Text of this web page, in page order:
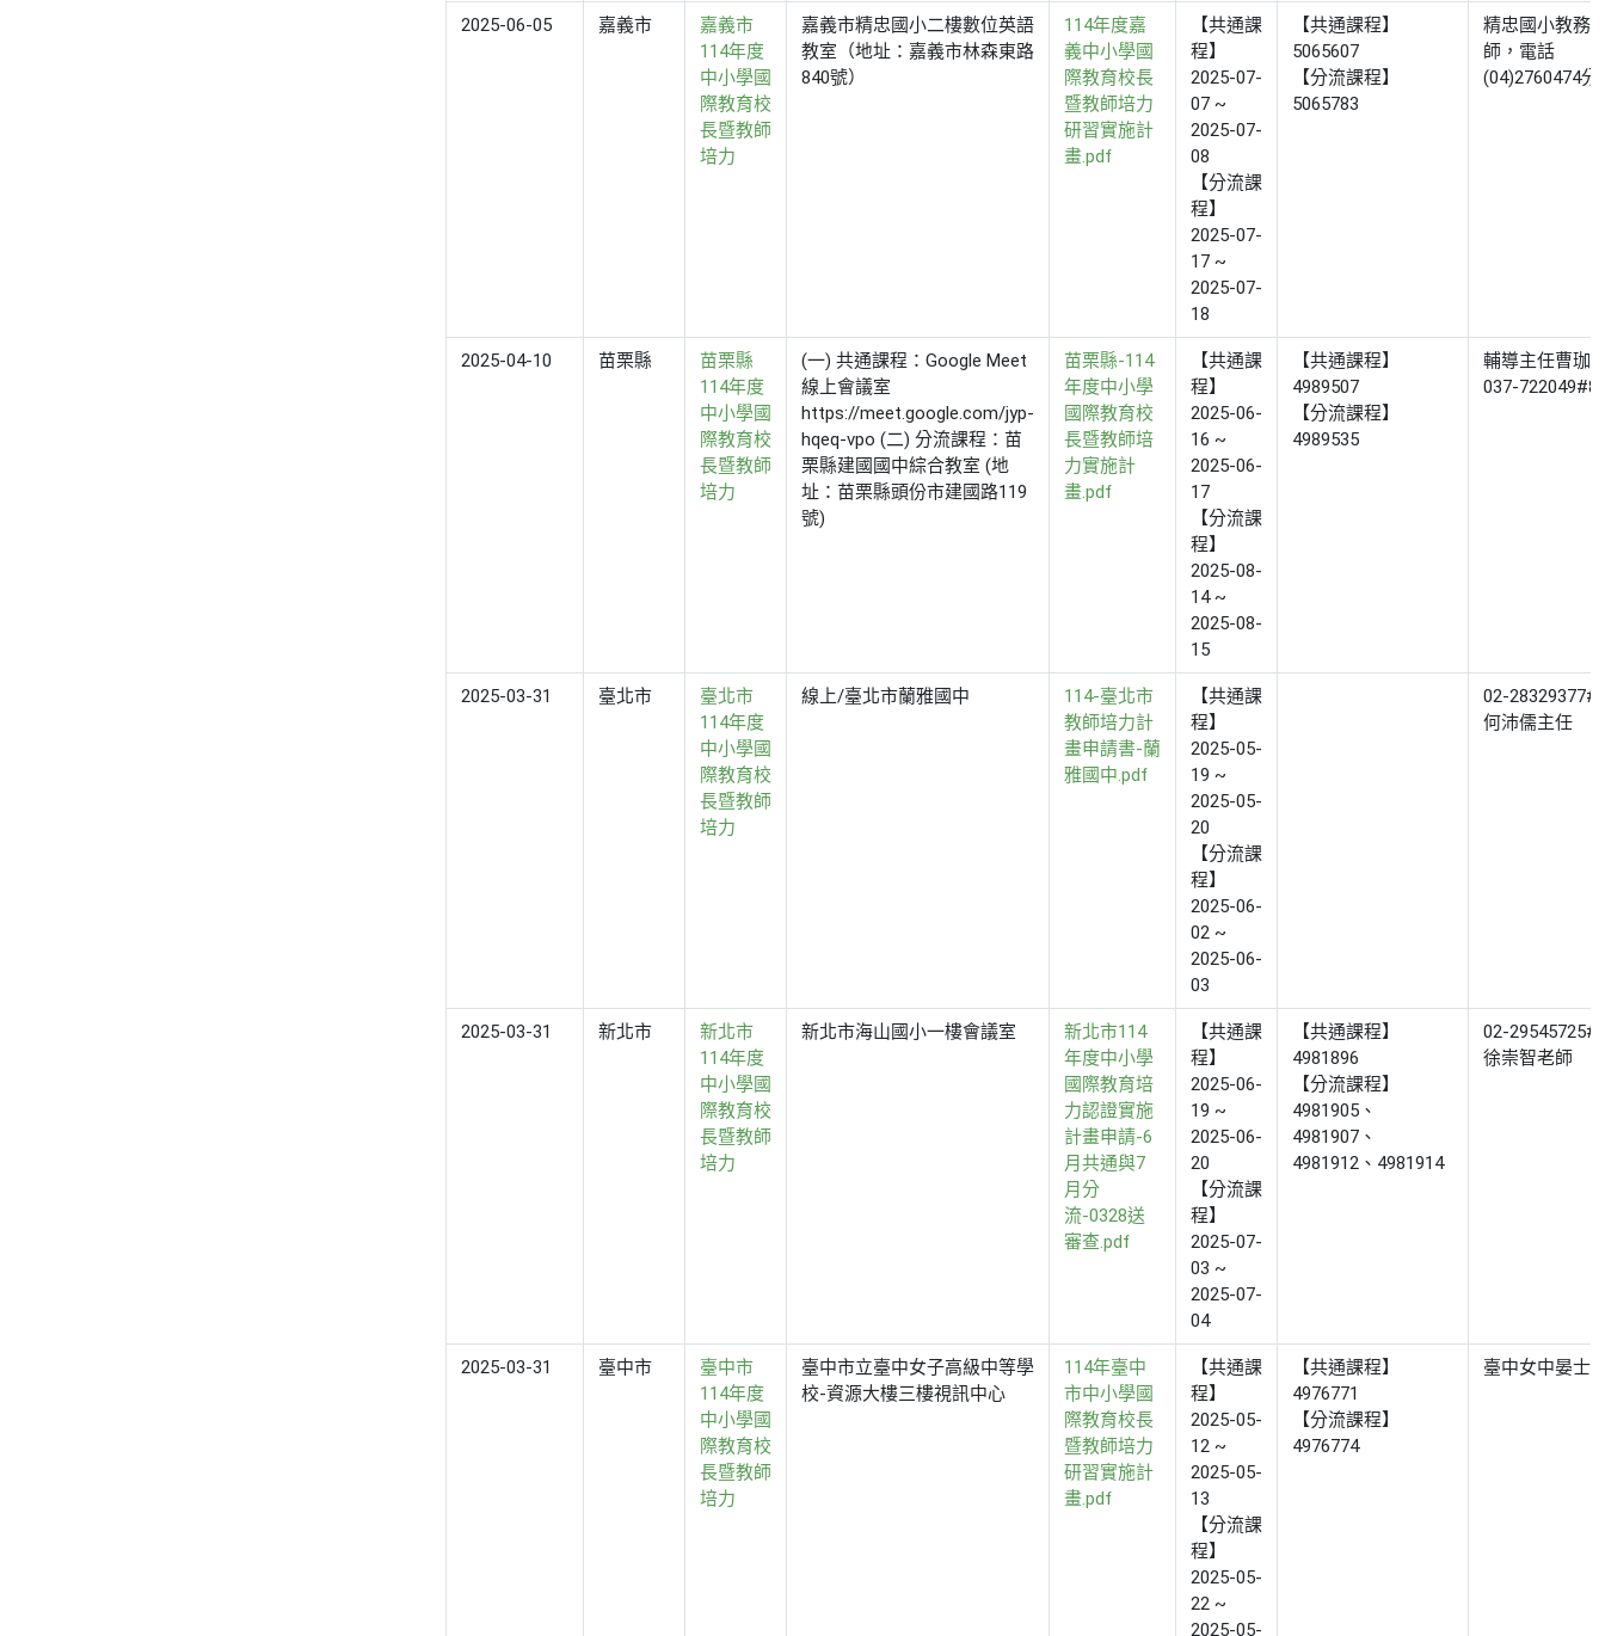
2025-06-05 嘉義市
嘉義市
114年度
中小學國
際教育校
長暨教師
培力
嘉義市精忠國小二樓數位英語
教室（地址：嘉義市林森東路
840號）
114年度嘉
義中小學國
際教育校長
暨教師培力
研習實施計
畫.pdf
【共通課
程】
2025-07-
07 ~
2025-07-
08
【分流課
程】
2025-07-
17 ~
2025-07-
18
【共通課程】
5065607
【分流課程】
5065783
精忠國小教務
師，電話
(04)2760474分
2025-04-10 苗栗縣
苗栗縣
114年度
中小學國
際教育校
長暨教師
培力
(一) 共通課程：Google Meet
線上會議室
https://meet.google.com/jyp-
hqeq-vpo (二) 分流課程：苗
栗縣建國國中綜合教室 (地
址：苗栗縣頭份市建國路119
號)
苗栗縣-114
年度中小學
國際教育校
長暨教師培
力實施計
畫.pdf
【共通課
程】
2025-06-
16 ~
2025-06-
17
【分流課
程】
2025-08-
14 ~
2025-08-
15
【共通課程】
4989507
【分流課程】
4989535
輔導主任曹珈
037-
2025-03-31 臺北市
臺北市
114年度
中小學國
際教育校
長暨教師
培力
線上/臺北市蘭雅國中
114-臺北市
教師培力計
畫申請書-蘭
雅國中.pdf
【共通課
程】
2025-05-
19 ~
2025-05-
20
【分流課
程】
2025-06-
02 ~
2025-06-
03
02-
何沛儒主任
2025-03-31 新北市
新北市
114年度
中小學國
際教育校
長暨教師
培力
新北市海山國小一樓會議室
新北市114
年度中小學
國際教育培
力認證實施
計畫申請-6
月共通與7
月分
流-0328送
審查.pdf
【共通課
程】
2025-06-
19 ~
2025-06-
20
【分流課
程】
2025-07-
03 ~
2025-07-
04
【共通課程】
4981896
【分流課程】
4981905、
4981907、
4981912、4981914
02-
徐崇智老師
2025-03-31 臺中市
臺中市
114年度
中小學國
際教育校
長暨教師
培力
臺中市立臺中女子高級中等學
校-資源大樓三樓視訊中心
114年臺中
市中小學國
際教育校長
暨教師培力
研習實施計
畫.pdf
【共通課
程】
2025-05-
12 ~
2025-05-
13
【分流課
程】
2025-05-
22 ~
2025-05-
【共通課程】
4976771
【分流課程】
4976774
臺中女中晏士